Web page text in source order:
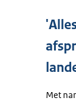
Met